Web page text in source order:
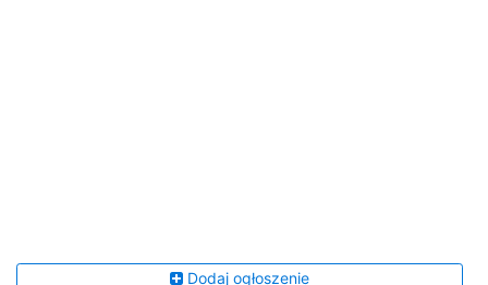
Dodaj ogłoszenie